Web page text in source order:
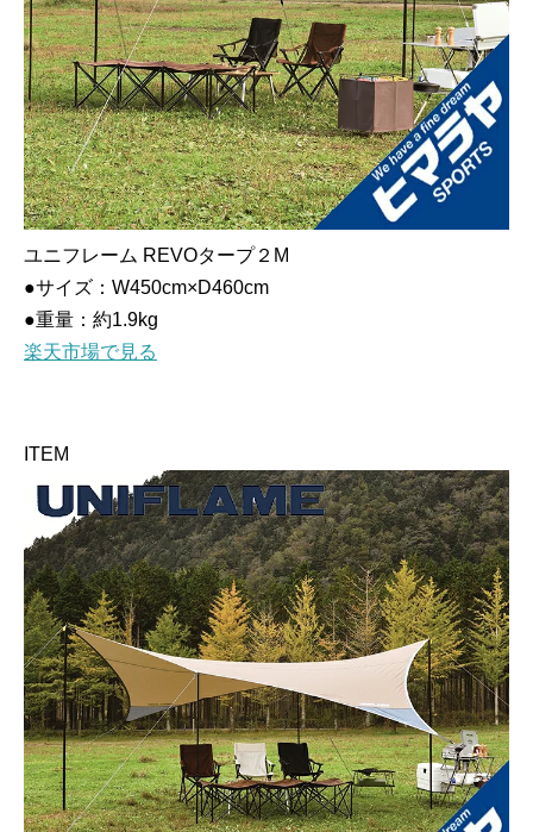
ユニフレーム REVOタープ２M
●サイズ：W450cm×D460cm
●重量：約1.9kg
楽天市場で見る
ITEM